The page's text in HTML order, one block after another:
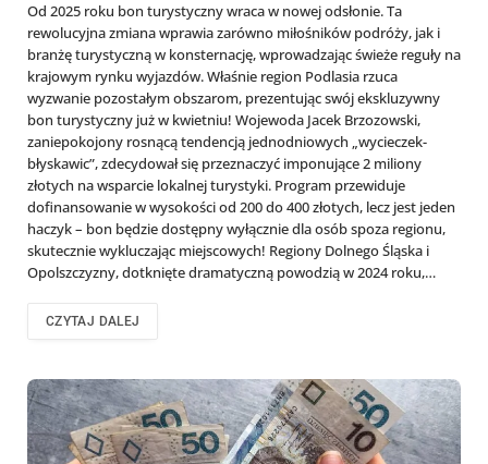
Od 2025 roku bon turystyczny wraca w nowej odsłonie. Ta
rewolucyjna zmiana wprawia zarówno miłośników podróży, jak i
branżę turystyczną w konsternację, wprowadzając świeże reguły na
krajowym rynku wyjazdów. Właśnie region Podlasia rzuca
wyzwanie pozostałym obszarom, prezentując swój ekskluzywny
bon turystyczny już w kwietniu! Wojewoda Jacek Brzozowski,
zaniepokojony rosnącą tendencją jednodniowych „wycieczek-
błyskawic”, zdecydował się przeznaczyć imponujące 2 miliony
złotych na wsparcie lokalnej turystyki. Program przewiduje
dofinansowanie w wysokości od 200 do 400 złotych, lecz jest jeden
haczyk – bon będzie dostępny wyłącznie dla osób spoza regionu,
skutecznie wykluczając miejscowych! Regiony Dolnego Śląska i
Opolszczyzny, dotknięte dramatyczną powodzią w 2024 roku,…
CZYTAJ DALEJ